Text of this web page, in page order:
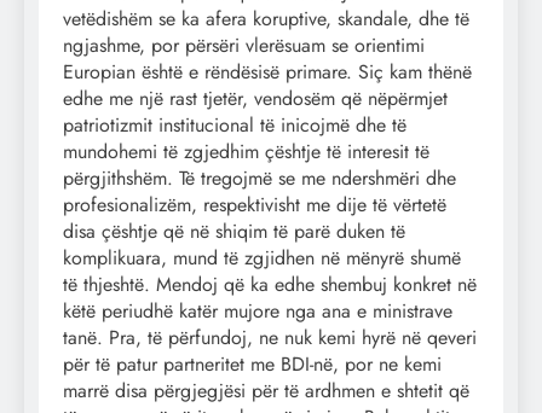
vetëdishëm se ka afera koruptive, skandale, dhe të
ngjashme, por përsëri vlerësuam se orientimi
Europian është e rëndësisë primare. Siç kam thënë
edhe me një rast tjetër, vendosëm që nëpërmjet
patriotizmit institucional të inicojmë dhe të
mundohemi të zgjedhim çështje të interesit të
përgjithshëm. Të tregojmë se me ndershmëri dhe
profesionalizëm, respektivisht me dije të vërtetë
disa çështje që në shiqim të parë duken të
komplikuara, mund të zgjidhen në mënyrë shumë
të thjeshtë. Mendoj që ka edhe shembuj konkret në
këtë periudhë katër mujore nga ana e ministrave
tanë. Pra, të përfundoj, ne nuk kemi hyrë në qeveri
për të patur partneritet me BDI-në, por ne kemi
marrë disa përgjegjësi për të ardhmen e shtetit që